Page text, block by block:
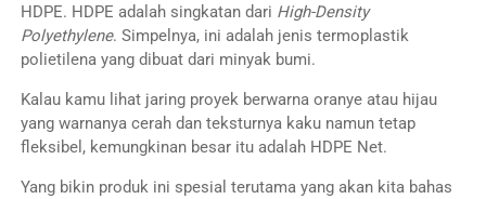
HDPE. HDPE adalah singkatan dari High-Density
Polyethylene. Simpelnya, ini adalah jenis termoplastik
polietilena yang dibuat dari minyak bumi.
Kalau kamu lihat jaring proyek berwarna oranye atau hijau
yang warnanya cerah dan teksturnya kaku namun tetap
fleksibel, kemungkinan besar itu adalah HDPE Net.
Yang bikin produk ini spesial terutama yang akan kita bahas